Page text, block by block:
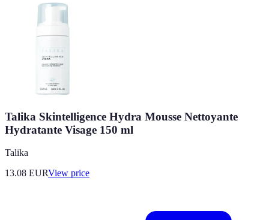
Talika Skintelligence Hydra Mousse Nettoyante
Hydratante Visage 150 ml
Talika
13.08 EURView price